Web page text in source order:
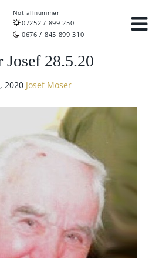
Notfallnummer
07252 / 899 250
0676 / 845 899 310
Josef 28.5.20
2020 Josef Moser